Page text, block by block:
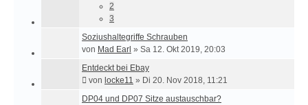
2
3
Soziushaltegriffe Schrauben
von Mad Earl » Sa 12. Okt 2019, 20:03
Entdeckt bei Ebay
von locke11 » Di 20. Nov 2018, 11:21
DP04 und DP07 Sitze austauschbar?